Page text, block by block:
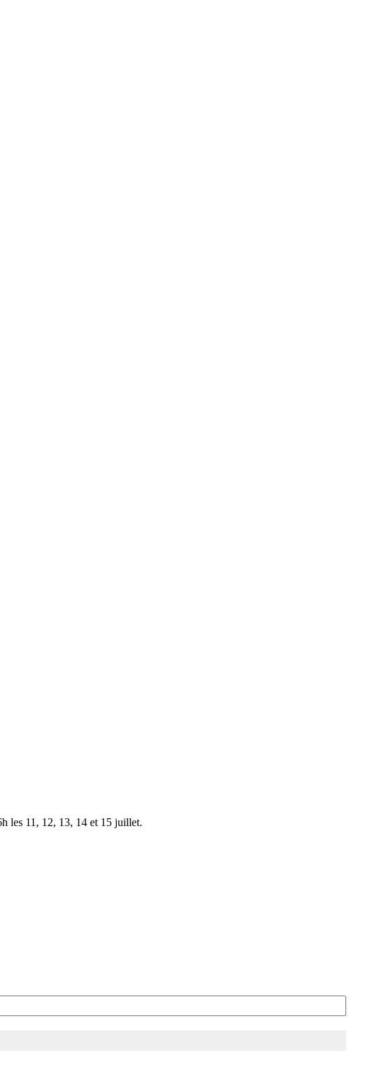
les 11, 12, 13, 14 et 15 juillet.